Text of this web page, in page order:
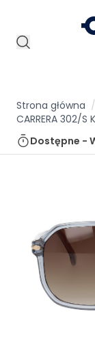
Strona główna /
CARRERA 302/S
Dostępne -